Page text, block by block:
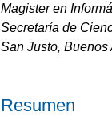
Magister en
Secretaría de
San Justo, Buenos
Resumen